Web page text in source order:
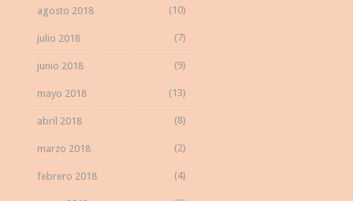
agosto 2018 (10)
julio 2018 (7)
junio 2018 (9)
mayo 2018 (13)
abril 2018 (8)
marzo 2018 (2)
febrero 2018 (4)